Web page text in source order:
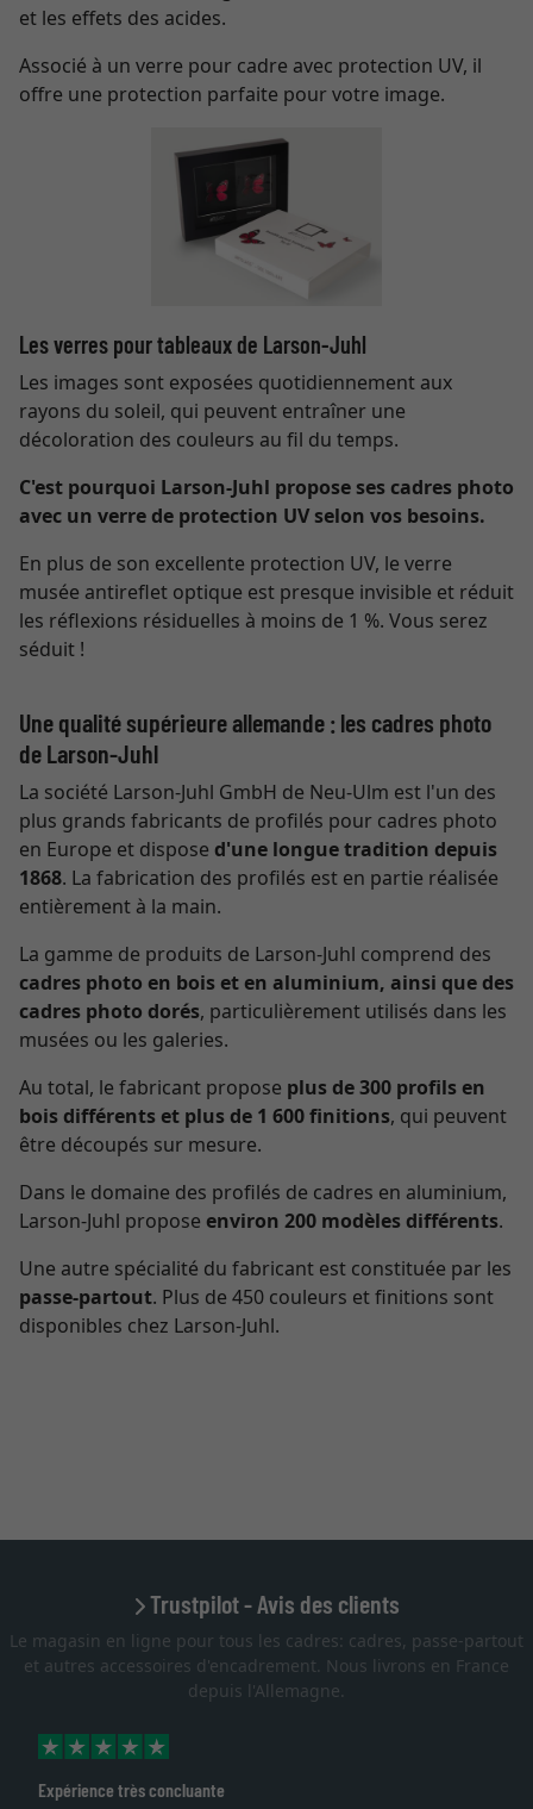
et les effets des acides.
Associé à un verre pour cadre avec protection UV, il
offre une protection parfaite pour votre image.
Les verres pour tableaux de Larson-Juhl
Les images sont exposées quotidiennement aux
rayons du soleil, qui peuvent entraîner une
décoloration des couleurs au fil du temps.
C'est pourquoi Larson-Juhl propose ses cadres photo
avec un verre de protection UV selon vos besoins.
En plus de son excellente protection UV, le verre
musée antireflet optique est presque invisible et réduit
les réflexions résiduelles à moins de 1 %. Vous serez
séduit !
Une qualité supérieure allemande : les cadres photo
de Larson-Juhl
La société Larson-Juhl GmbH de Neu-Ulm est l'un des
plus grands fabricants de profilés pour cadres photo
en Europe et dispose d'une longue tradition depuis
1868. La fabrication des profilés est en partie réalisée
entièrement à la main.
La gamme de produits de Larson-Juhl comprend des
cadres photo en bois et en aluminium, ainsi que des
cadres photo dorés, particulièrement utilisés dans les
musées ou les galeries.
Au total, le fabricant propose plus de 300 profils en
bois différents et plus de 1 600 finitions, qui peuvent
être découpés sur mesure.
Dans le domaine des profilés de cadres en aluminium,
Larson-Juhl propose environ 200 modèles différents.
Une autre spécialité du fabricant est constituée par les
passe-partout. Plus de 450 couleurs et finitions sont
disponibles chez Larson-Juhl.
Trustpilot - Avis des clients
Le magasin en ligne pour tous les cadres: cadres, passe-partout
et autres accessoires d'encadrement. Nous livrons en France
depuis l'Allemagne.
Expérience très concluante